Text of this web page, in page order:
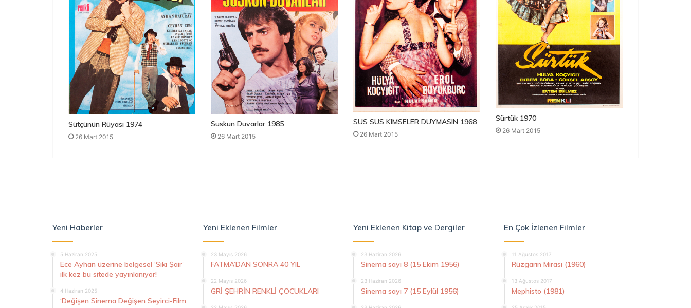
Sütçünün Rüyası 1974
26 Mart 2015
Suskun Duvarlar 1985
26 Mart 2015
SUS SUS KIMSELER DUYMASIN 1968
26 Mart 2015
Sürtük 1970
26 Mart 2015
Yeni Haberler
5 Haziran 2025
Ece Ayhan üzerine belgesel ‘Sıkı Şair’
ilk kez bu sitede yayınlanıyor!
4 Haziran 2025
‘Değişen Sinema Değişen Seyirci-Film
Yeni Eklenen Filmler
23 Mayıs 2026
FATMA’DAN SONRA 40 YIL
22 Mayıs 2026
GRİ ŞEHRİN RENKLİ ÇOCUKLARI
Yeni Eklenen Kitap ve Dergiler
23 Haziran 2026
Sinema sayı 8 (15 Ekim 1956)
23 Haziran 2026
Sinema sayı 7 (15 Eylül 1956)
En Çok İzlenen Filmler
11 Ağustos 2017
Rüzgarın Mirası (1960)
13 Ağustos 2017
Mephisto (1981)